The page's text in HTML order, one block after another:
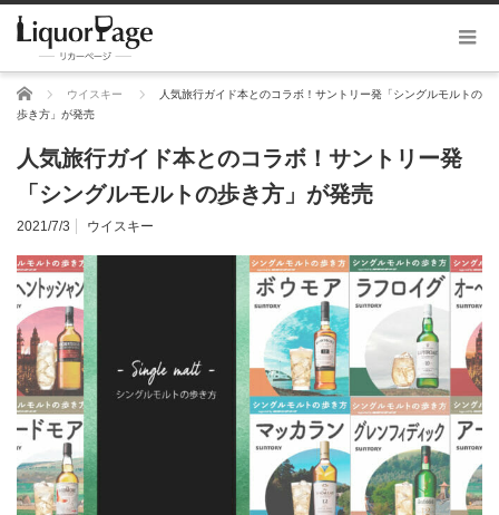
ホーム ウイスキー
人気旅行ガイド本とのコラボ！サントリー発「シングルモルトの
歩き方」が発売
人気旅行ガイド本とのコラボ！サントリー発
「シングルモルトの歩き方」が発売
2021/7/3 ウイスキー